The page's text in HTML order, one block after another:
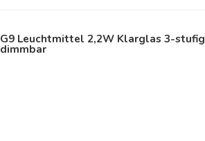
G9 Leuchtmittel 2,2W Klarglas 3-stufig
dimmbar